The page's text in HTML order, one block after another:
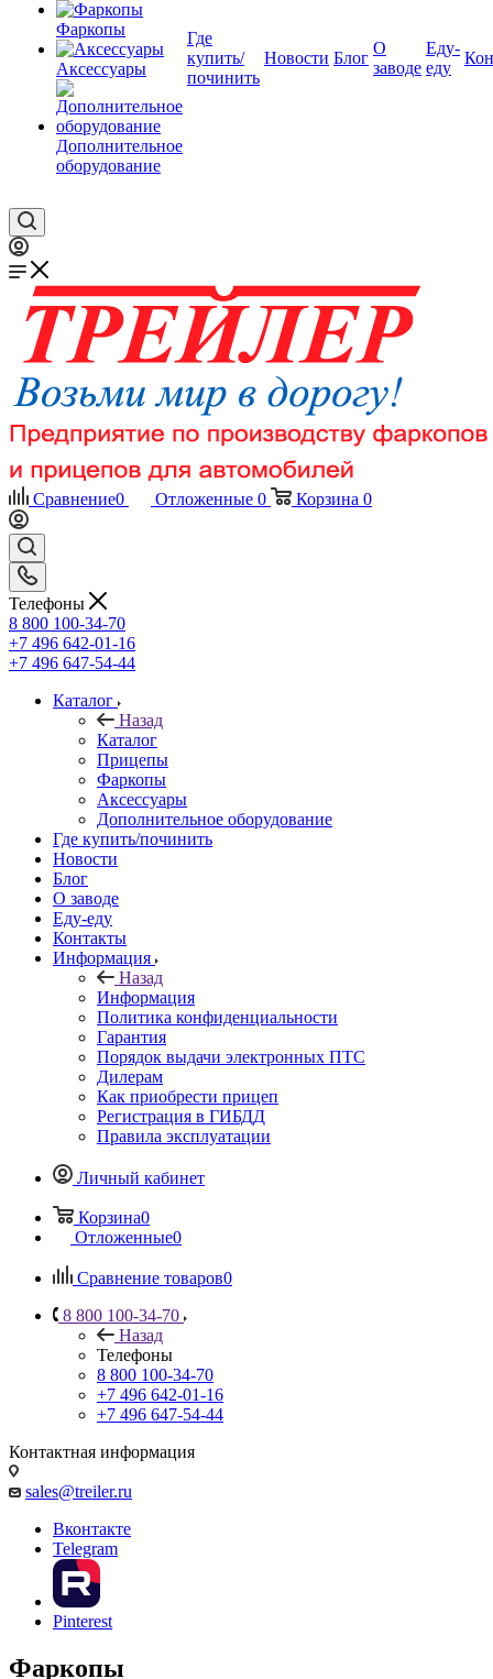
Фаркопы
Аксессуары
Дополнительное
оборудование
Где
купить/
починить
Новости Блог
О
заводе
Еду-
еду
Сравнение0 Отложенные 0 Корзина 0
Телефоны
8 800 100-34-70
+7 496 642-01-16
+7 496 647-54-44
Каталог
Назад
Каталог
Прицепы
Фаркопы
Аксессуары
Дополнительное оборудование
Где купить/починить
Новости
Блог
О заводе
Еду-еду
Контакты
Информация
Назад
Информация
Политика конфиденциальности
Гарантия
Порядок выдачи электронных ПТС
Дилерам
Как приобрести прицеп
Регистрация в ГИБДД
Правила эксплуатации
Личный кабинет
Корзина0
Отложенные0
Сравнение товаров0
8 800 100-34-70
Назад
Телефоны
8 800 100-34-70
+7 496 642-01-16
+7 496 647-54-44
Контактная информация
sales@treiler.ru
Вконтакте
Telegram
Pinterest
Фаркопы